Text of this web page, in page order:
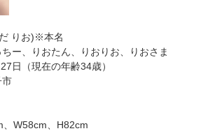
りお)※本名
ー、りおたん、りおりお、りおさま
日（現在の年齢34歳）
市
、W58cm、H82cm